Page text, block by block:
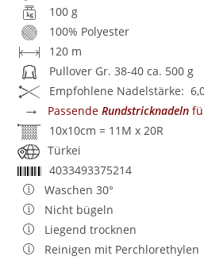
100 g
100% Polyester
120 m
Pullover Gr. 38-40 ca. 500 g
Empfohlene Nadelstärke:
→ PassendeRundstricknadeln
10x10cm = 11M x 20R
Türkei
4033493375214
Waschen 30°
Nicht bügeln
Liegend trocknen
Reinigen mit Perchlorethylen